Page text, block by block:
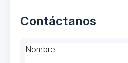
Contáctanos
Nombre